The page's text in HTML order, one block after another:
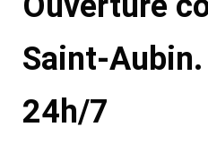
Saint-
24h/7